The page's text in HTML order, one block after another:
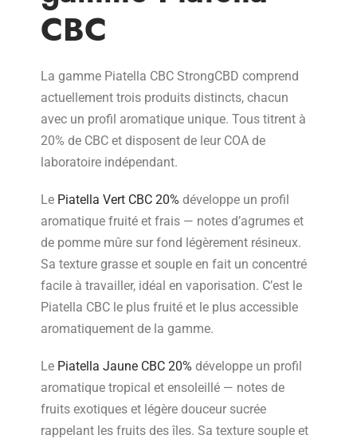
CBC
La gamme Piatella CBC StrongCBD comprend
actuellement trois produits distincts, chacun
avec un profil aromatique unique. Tous titrent à
20% de CBC et disposent de leur COA de
laboratoire indépendant.
Le Piatella Vert CBC 20% développe un profil
aromatique fruité et frais — notes d’agrumes et
de pomme mûre sur fond légèrement résineux.
Sa texture grasse et souple en fait un concentré
facile à travailler, idéal en vaporisation. C’est le
Piatella CBC le plus fruité et le plus accessible
aromatiquement de la gamme.
Le Piatella Jaune CBC 20% développe un profil
aromatique tropical et ensoleillé — notes de
fruits exotiques et légère douceur sucrée
rappelant les fruits des îles. Sa texture souple et